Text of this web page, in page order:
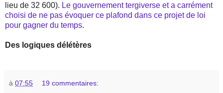
lieu de 32 600). Le gouvernement tergiverse et a carrément
choisi de ne pas évoquer ce plafond dans ce projet de loi
pour gagner du temps.
Des logiques délétères
à 07:55 19 commentaires: